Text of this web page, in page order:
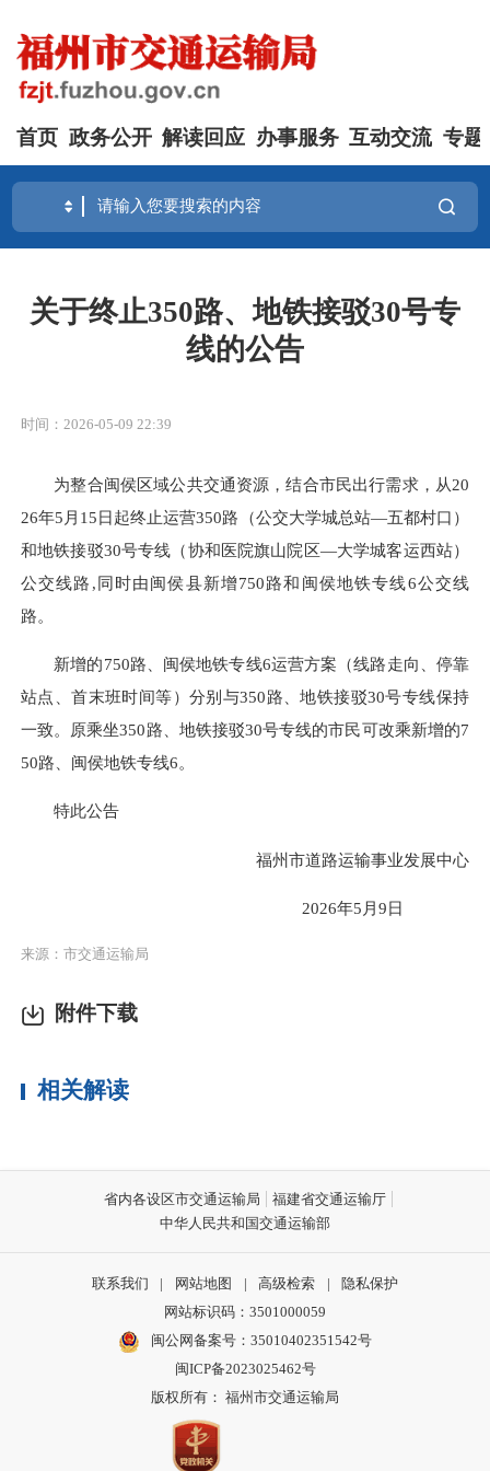
首页 政务公开 解读回应 办事服务 互动交流 专题
关于终止350路、地铁接驳30号专
线的公告
时间：2026-05-09 22:39
为整合闽侯区域公共交通资源，结合市民出行需求，从20
26年5月15日起终止运营350路（公交大学城总站—五都村口）
和地铁接驳30号专线（协和医院旗山院区—大学城客运西站）
公交线路,同时由闽侯县新增750路和闽侯地铁专线6公交线
路。
新增的750路、闽侯地铁专线6运营方案（线路走向、停靠
站点、首末班时间等）分别与350路、地铁接驳30号专线保持
一致。原乘坐350路、地铁接驳30号专线的市民可改乘新增的7
50路、闽侯地铁专线6。
特此公告
福州市道路运输事业发展中心
2026年5月9日
来源：市交通运输局
附件下载
相关解读
省内各设区市交通运输局
福建省交通运输厅
中华人民共和国交通运输部
联系我们 | 网站地图 | 高级检索 |
隐私保护
网站标识码：3501000059
闽公网备案号：35010402351542号
闽ICP备2023025462号
版权所有： 福州市交通运输局